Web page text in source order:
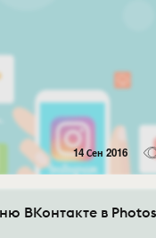
14 Сен 2016
ВКонтакте в